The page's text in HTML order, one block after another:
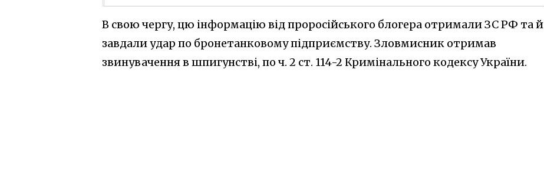
В свою чергу, цю інформацію від проросійського блогера отримали ЗС РФ та й
завдали удар по бронетанковому підприємству. Зловмисник отримав
звинувачення в шпигунстві, по ч. 2 ст. 114-2 Кримінального кодексу України.